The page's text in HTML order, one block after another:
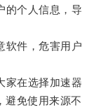
个人信息，导
件，危害用户
在选择加速器
避免使用来源不